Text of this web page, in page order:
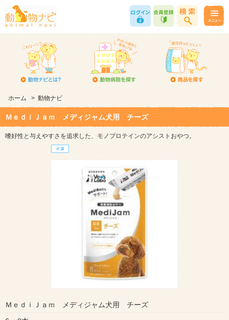
ホーム > 動物ナビ
ＭｅｄｉＪａｍ メディジャム犬用 チーズ
嗜好性と与えやすさを追求した、モノプロテインのアシストおやつ。
ＭｅｄｉＪａｍ メディジャム犬用 チーズ